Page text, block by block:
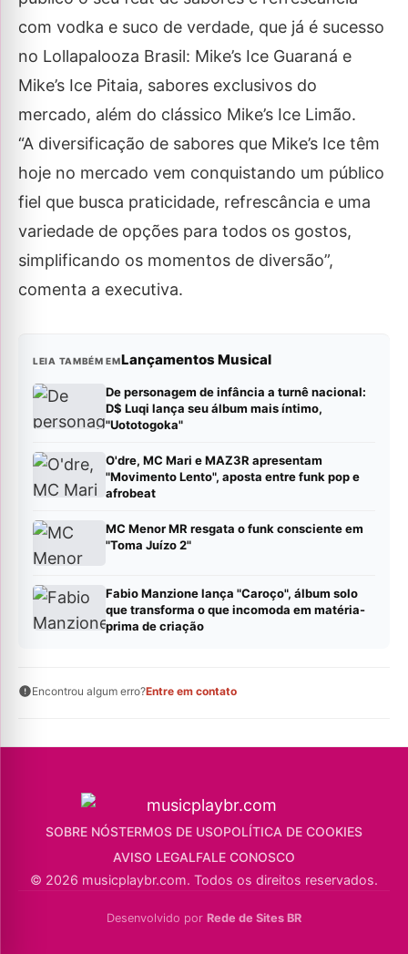
com vodka e suco de verdade, que já é sucesso
no Lollapalooza Brasil: Mike’s Ice Guaraná e
Mike’s Ice Pitaia, sabores exclusivos do
mercado, além do clássico Mike’s Ice Limão.
“A diversificação de sabores que Mike’s Ice têm
hoje no mercado vem conquistando um público
fiel que busca praticidade, refrescância e uma
variedade de opções para todos os gostos,
simplificando os momentos de diversão”,
comenta a executiva.
LEIA TAMBÉM EMLançamentos Musical
De personagem de infância a turnê nacional:
D$ Luqi lança seu álbum mais íntimo,
"Uototogoka"
O'dre, MC Mari e MAZ3R apresentam
"Movimento Lento", aposta entre funk pop e
afrobeat
MC Menor MR resgata o funk consciente em
"Toma Juízo 2"
Fabio Manzione lança "Caroço", álbum solo
que transforma o que incomoda em matéria-
prima de criação
Encontrou algum erro?Entre em contato
SOBRE NÓSTERMOS DE USOPOLÍTICA DE COOKIES
AVISO LEGALFALE CONOSCO
© 2026 musicplaybr.com. Todos os direitos reservados.
Desenvolvido por Rede de Sites BR